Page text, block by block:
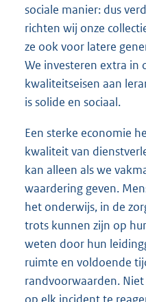
sociale manier: dus
richten wij onze
ze ook voor latere
We investeren extra in
kwaliteitseisen aan
is solide en sociaal.
Een sterke economie
kwaliteit van
kan alleen als we
waardering geven.
het onderwijs, in de
trots kunnen zijn op
weten door hun
ruimte en voldoende
randvoorwaarden.